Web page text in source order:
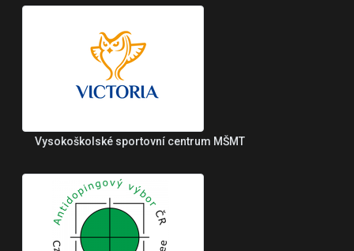
Vysokoškolské sportovní centrum MŠMT